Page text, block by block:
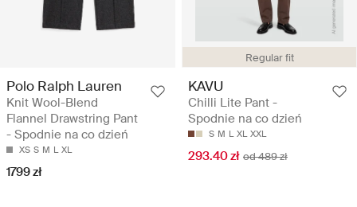
Polo Ralph Lauren
Knit Wool-Blend
Flannel Drawstring Pant
- Spodnie na co dzień
XS S M L XL
1799 zł
Regular fit
KAVU
Chilli Lite Pant -
Spodnie na co dzień
S M L XL XXL
293.40 zł od 489 zł